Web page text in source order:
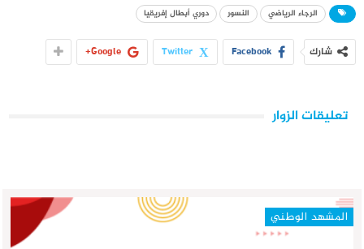
الرجاء الرياضي النسور دوري أبطال إفريقيا
شارك Facebook
Twitter
Google+
تعليقات الزوار
المشهد الوطني